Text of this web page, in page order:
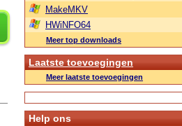
MakeMKV
HWiNFO64
Meer top downloads
Laatste toevoegingen
Meer laatste toevoegingen
Help ons